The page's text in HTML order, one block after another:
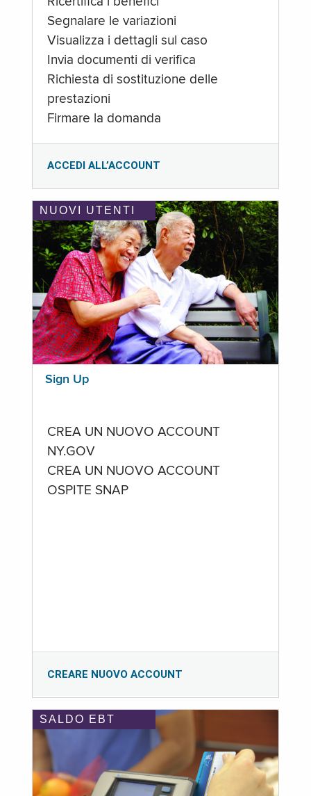
Segnalare le variazioni
Visualizza i dettagli sul caso
Invia documenti di verifica
Richiesta di sostituzione delle
prestazioni
Firmare la domanda
ACCEDI ALL’ACCOUNT
NUOVI UTENTI
Sign Up
CREA UN NUOVO ACCOUNT
NY.GOV
CREA UN NUOVO ACCOUNT
OSPITE SNAP
CREARE NUOVO ACCOUNT
SALDO EBT